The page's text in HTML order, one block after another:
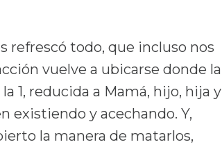
refrescó todo, que incluso nos
vuelve a ubicarse donde la
1, reducida a Mamá, hijo, hija y
existiendo y acechando. Y,
la manera de matarlos,